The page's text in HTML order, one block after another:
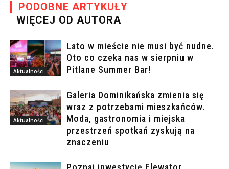
PODOBNE ARTYKUŁY
WIĘCEJ OD AUTORA
Aktualności
Lato w mieście nie musi być nudne.
Oto co czeka nas w sierpniu w
Pitlane Summer Bar!
Aktualności
Galeria Dominikańska zmienia się
wraz z potrzebami mieszkańców.
Moda, gastronomia i miejska
przestrzeń spotkań zyskują na
znaczeniu